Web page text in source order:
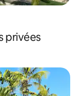
privées